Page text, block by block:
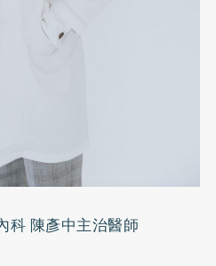
科 陳彥中主治醫師